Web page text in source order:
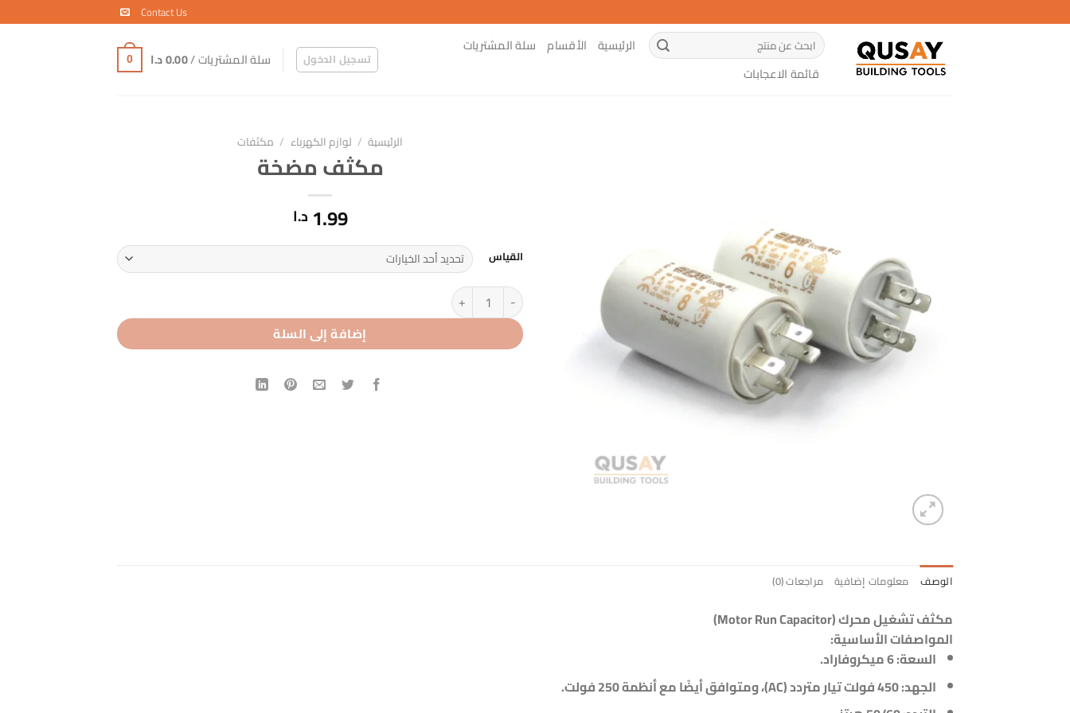
للمحتوى
Contact Us
البحث
عن:
الرئيسية الأقسام سلة المشتريات
قائمة الاعجابات
تسجيل الدخول سلة المشتريات /0.00د.ا 0
الرئيسية / لوازم الكهرباء / مكثفات
مكثف مضخة
1.99 د.ا
القياس
كمية مكثف مضخة
إضافة إلى السلة
الوصف معلومات إضافية مراجعات (0)
مكثف تشغيل محرك (Motor Run Capacitor)
المواصفات الأساسية:
السعة: 6 ميكروفاراد.
الجهد: 450 فولت تيار متردد (AC)، ومتوافق أيضًا مع أنظمة 250 فولت.